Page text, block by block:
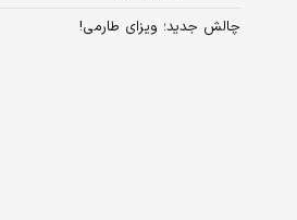
چالش جدید؛ ویزای طارمی!